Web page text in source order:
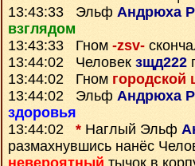
13:43:33 Эльф Андрюха
взглядом
13:43:33 Гном -zsv-
13:44:02 Человек зщд222
13:44:02 Гном городской
13:44:02 Эльф Андрюха
здоровья
13:44:02 * Наглый Эльф
размахнувшись нанёс
невероятный тычок в